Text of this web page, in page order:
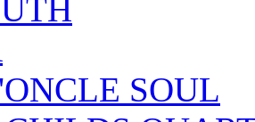
SOUL